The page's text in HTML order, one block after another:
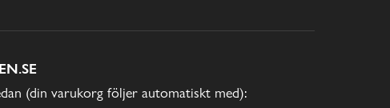
(din varukorg följer automatiskt med):